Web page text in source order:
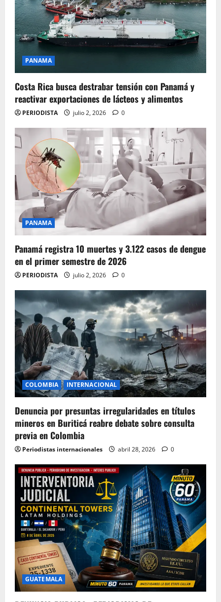
PANAMA
Costa Rica busca destrabar tensión con Panamá y
reactivar exportaciones de lácteos y alimentos
PERIODISTA julio 2, 2026 0
PANAMA
Panamá registra 10 muertes y 3.122 casos de dengue
en el primer semestre de 2026
PERIODISTA julio 2, 2026 0
COLOMBIA INTERNACIONAL
Denuncia por presuntas irregularidades en títulos
mineros en Buriticá reabre debate sobre consulta
previa en Colombia
Periodistas internacionales abril 28, 2026 0
GUATEMALA